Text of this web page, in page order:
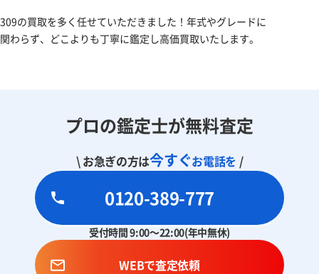
309の買取を多く任せていただきました！年式やグレードに
関わらず、どこよりも丁寧に鑑定し高価買取いたします。
プロの鑑定士が無料査定
\ お急ぎの方は今すぐお電話を /
0120-389-777
受付時間 9:00～22:00(年中無休)
WEBで査定依頼